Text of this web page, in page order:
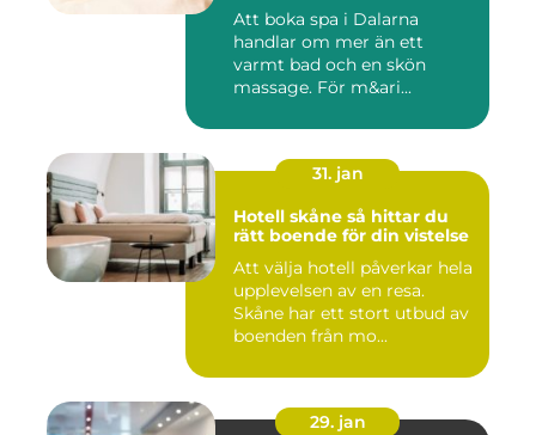
Att boka spa i Dalarna
handlar om mer än ett
varmt bad och en skön
massage. För m&ari...
31. jan
Hotell skåne så hittar du
rätt boende för din vistelse
Att välja hotell påverkar hela
upplevelsen av en resa.
Skåne har ett stort utbud av
boenden från mo...
29. jan